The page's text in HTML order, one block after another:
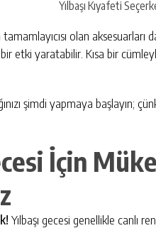
olan
etki yaratabilir. Kısa bir
şimdi yapmaya
İçin
Yılbaşı gecesi genellikle canlı